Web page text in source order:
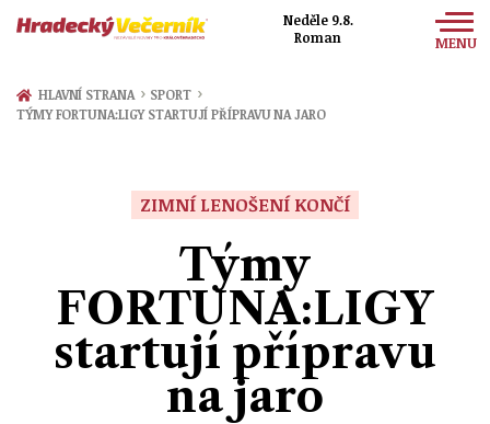
Neděle 9.8.
Roman
MENU
Zprávy
Společnost
HLAVNÍ STRANA › SPORT ›
TÝMY FORTUNA:LIGY STARTUJÍ PŘÍPRAVU NA JARO
ZIMNÍ LENOŠENÍ KONČÍ
Týmy
FORTUNA:LIGY
startují přípravu
na jaro